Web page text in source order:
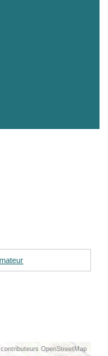
OpenStreetMap